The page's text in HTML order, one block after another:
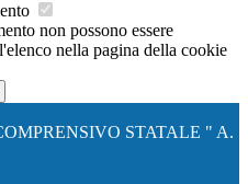
non possono essere
nella pagina della cookie
STATALE " A.